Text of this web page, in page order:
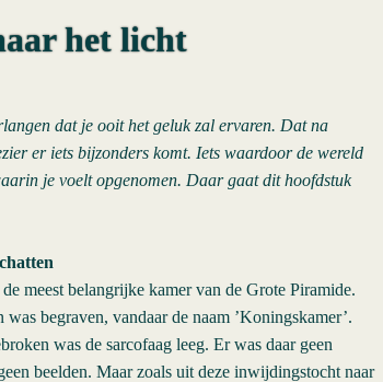
het licht
dat je ooit het geluk zal ervaren. Dat na
er iets bijzonders komt. Iets waardoor de wereld
je voelt opgenomen. Daar gaat dit hoofdstuk
meest belangrijke kamer van de Grote Piramide.
begraven, vandaar de naam ’Koningskamer’.
was de sarcofaag leeg. Er was daar geen
beelden. Maar zoals uit deze inwijdingstocht naar